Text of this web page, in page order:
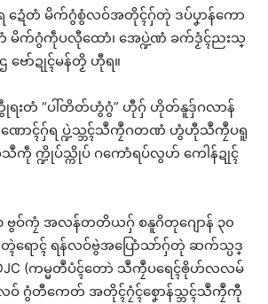
ရ ဍေံတံ မိက်ဂွံစွံလဝ်အတိုၚ်ဂှ်တုဲ ဒပ်ပၞာန်ကော
မိက်ဂွံကဵုပလီုထောံ၊ အေပ္ဍဲဏံ ခက်ဒၟံၚ်ညးသ္
ဗော်ဍုၚ်မန်တၟိ ဟီုရ။
တွဵုရးတံ “ပါ်တိတ်ဟွံဂွံ” ဟီုဂှ် ဟိုတ်နူဒှ်ဂလာန်
န်ဏောၚ်ဂှ်ရ ပ္ဍဲသ္ဘၚ်သဳကၠဳဂတဏံ ဟွံဟီုသဳကၠဳပရူ
က္ဍိုပ်သ္ကိုပ် ဂကောံရပ်လွဟ် ကေါန်ဍုၚ်
ဗွဝ်ကၠံ အလန်တတိယဂှ် စနူဂိတုဂျောန် ၃၀
ၚဲရောၚ် ရန်လဝ်ဗွဲအပြောံသာ်ဂှ်တုဲ ဆက်သ္ပဒ္
(ကမ္မတဳပံၚ်တောဲ သဳကၠဳပရေၚ်ၜိုဟ်လလမ်
ဝ် ဂွံတီကေတ် အတိုၚ်ဂၠံၚ်စၞောန်သ္ဘၚ်သဳကၠဳကီု